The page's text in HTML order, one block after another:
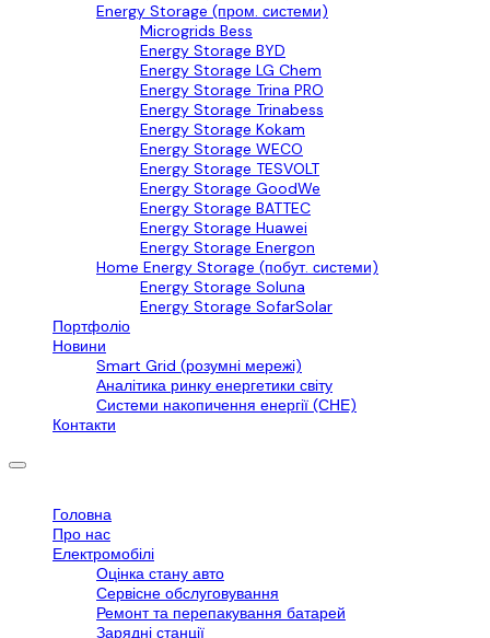
Energy Storage (пром. системи)
Microgrids Bess
Energy Storage BYD
Energy Storage LG Chem
Energy Storage Trina PRO
Energy Storage Trinabess
Energy Storage Kokam
Energy Storage WECO
Energy Storage TESVOLT
Energy Storage GoodWe
Energy Storage BATTEC
Energy Storage Huawei
Energy Storage Energon
Home Energy Storage (побут. системи)
Energy Storage Soluna
Energy Storage SofarSolar
Портфоліо
Новини
Smart Grid (розумні мережі)
Аналітика ринку енергетики світу
Системи накопичення енергії (СНЕ)
Контакти
Головна
Про нас
Електромобілі
Оцінка стану авто
Сервісне обслуговування
Ремонт та перепакування батарей
Зарядні станції